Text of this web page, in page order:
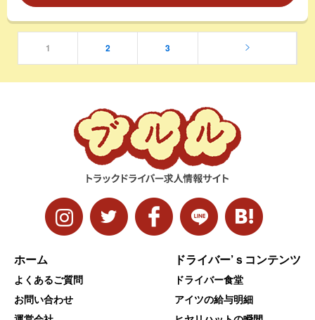
1 2 3
ホーム
よくあるご質問
お問い合わせ
ドライバー’ｓコンテンツ
ドライバー食堂
アイツの給与明細